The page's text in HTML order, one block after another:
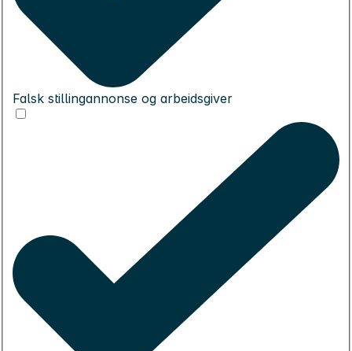
Falsk stillingannonse og arbeidsgiver